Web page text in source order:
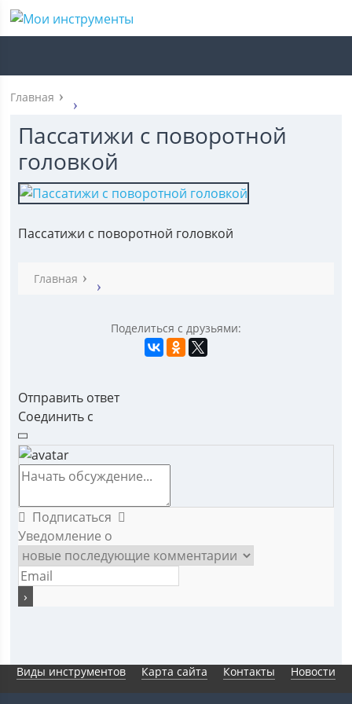
Главная
Пассатижи с поворотной
головкой
Пассатижи с поворотной головкой
Главная
Поделиться с друзьями:
Отправить ответ
Соединить с
Подписаться
Уведомление о
Виды инструментов Карта сайта Контакты Новости